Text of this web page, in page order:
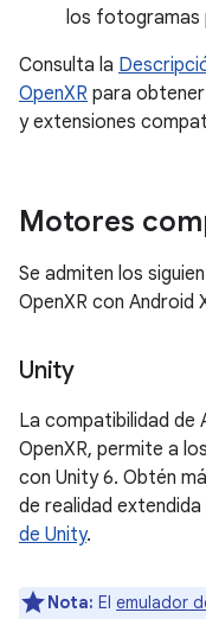
los fotogramas
Consulta la
OpenXR para
y extensiones
Motores
Se admiten los
OpenXR con Android
Unity
La compatibilidad de
OpenXR, permite a
con Unity 6. Obtén
de realidad extendida
de Unity.
Nota: El emulador